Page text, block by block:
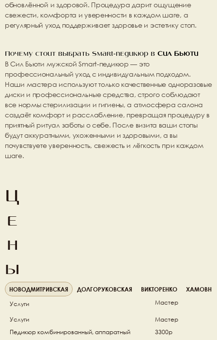
обновлённой и здоровой. Процедура дарит ощущение
свежести, комфорта и уверенности в каждом шаге, а
регулярный уход поддерживает здоровье и эстетику стоп.
Почему стоит выбрать Smart-педикюр в Сил Бьюти
В Сил Бьюти
профессиональный уход с индивидуальным подходом.
Наши мастера используют только качественные одноразовые
диски и профессиональные средства
, строго соблюдают
все нормы стерилизации и гигиены, а атмосфера салона
создаёт комфорт и расслабление, превращая процедуру в
приятный ритуал заботы о себе. После визита ваши стопы
будут аккуратными, ухоженными и здоровыми, а вы
почувствуете уверенность, свежесть и лёгкость при каждом
шаге.
Ц
е
н
ы
НОВОДМИТРИВСКАЯ ДОЛГОРУКОВСКАЯ ВИКТОРЕНКО
Услуги Мастер
Услуги
Мастер
Педикюр комбинированный, аппаратный
3300р